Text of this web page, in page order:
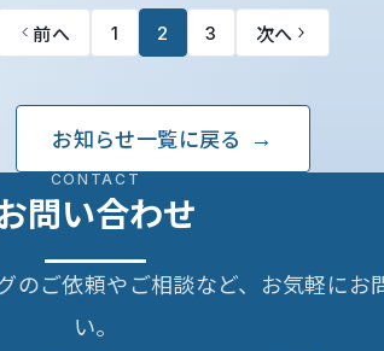
前へ 1 2 3 次へ
お知らせ一覧に戻る
CONTACT
問い合わせ
のご依頼やご相談など、お気軽にお
い。